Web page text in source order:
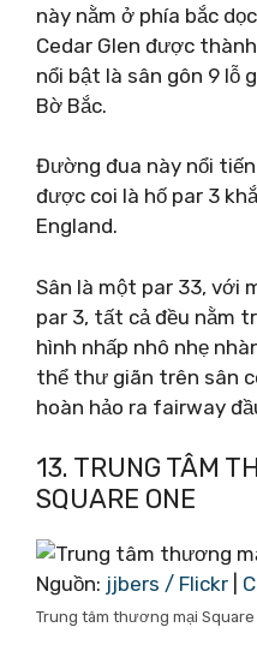
này nằm ở phía bắc
Cedar Glen được
nổi bật là sân gôn 9 lỗ
Bờ Bắc.
Đường đua này nổi
được coi là hố par 3
England.
Sân là một par 33, với
par 3, tất cả đều nằm
hình nhấp nhô nhẹ
thể thư giãn trên sân
hoàn hảo ra fairway
13. TRUNG TÂM
SQUARE ONE
Nguồn: jjbers / Flickr
Trung tâm thương mại Square